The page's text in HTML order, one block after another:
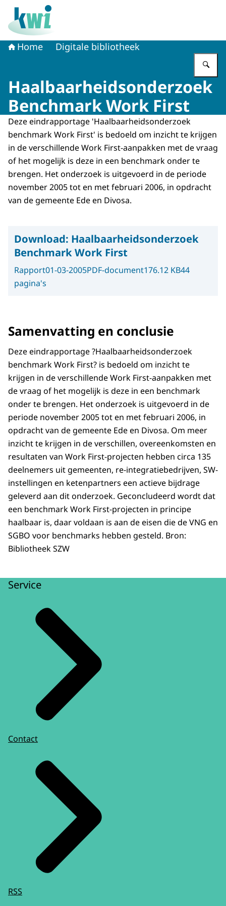
Naar de homepage van Kennisplatform Werk en
Home Digitale bibliotheek
Haalbaarheidsonderzoek
Benchmark Work First
Deze eindrapportage 'Haalbaarheidsonderzoek
benchmark Work First' is bedoeld om inzicht te krijgen
in de verschillende Work First-aanpakken met de vraag
of het mogelijk is deze in een benchmark onder te
brengen. Het onderzoek is uitgevoerd in de periode
november 2005 tot en met februari 2006, in opdracht
van de gemeente Ede en Divosa.
Download: Haalbaarheidsonderzoek
Benchmark Work First
Rapport01-03-2005PDF-document176.12 KB44
pagina's
Samenvatting en conclusie
Deze eindrapportage ?Haalbaarheidsonderzoek
benchmark Work First? is bedoeld om inzicht te
krijgen in de verschillende Work First-aanpakken met
de vraag of het mogelijk is deze in een benchmark
onder te brengen. Het onderzoek is uitgevoerd in de
periode november 2005 tot en met februari 2006, in
opdracht van de gemeente Ede en Divosa. Om meer
inzicht te krijgen in de verschillen, overeenkomsten en
resultaten van Work First-projecten hebben circa 135
deelnemers uit gemeenten, re-integratiebedrijven, SW-
instellingen en ketenpartners een actieve bijdrage
geleverd aan dit onderzoek. Geconcludeerd wordt dat
een benchmark Work First-projecten in principe
haalbaar is, daar voldaan is aan de eisen die de VNG en
SGBO voor benchmarks hebben gesteld. Bron:
Bibliotheek SZW
Service
Contact
RSS